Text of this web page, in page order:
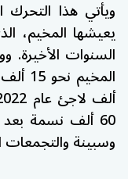
ويأتي هذا
يعيشها المخيم،
السنوات
60 ألف نسمة
وسبينة والتجمعات